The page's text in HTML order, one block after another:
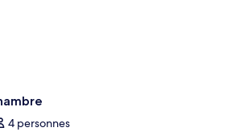
4 personnes